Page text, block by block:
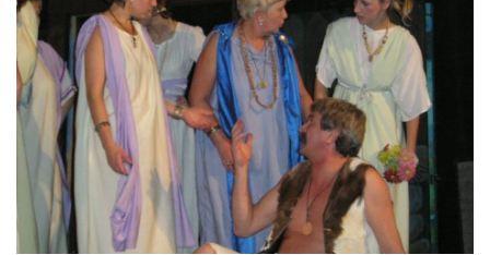
HRY OD ROKU 1973
VIDEOZÁZNAMY Z HER
FOTOALBUM